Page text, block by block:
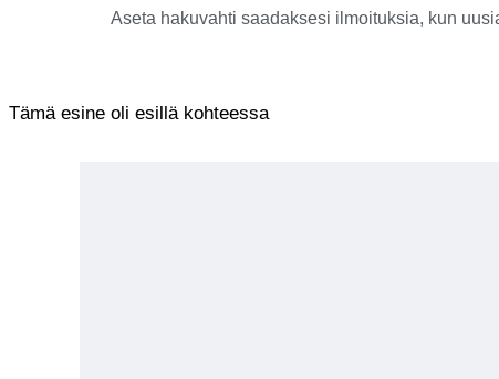
Aseta hakuvahti saadaksesi ilmoituksia, kun
Tämä esine oli esillä kohteessa